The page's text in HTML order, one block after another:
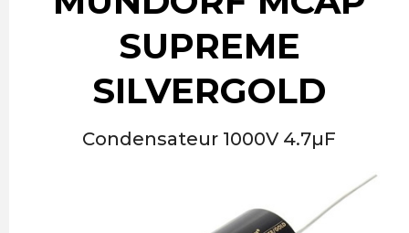
SUPREME
SILVERGOLD
Condensateur 1000V 4.7µF